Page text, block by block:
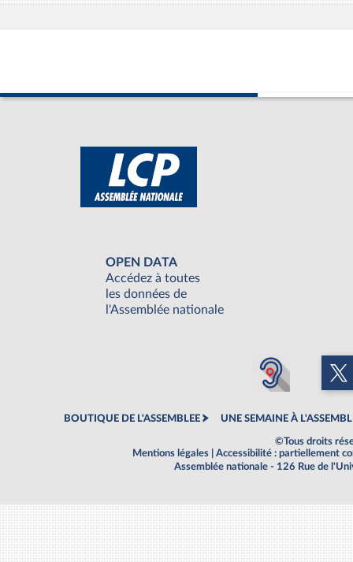
OPEN DATA
Accédez à toutes
les données de
l'Assemblée nationale
BOUTIQUE DE L'ASSEMBLEE UNE SEMAINE À
©Tous droits
Mentions légales
Accessibilité : partiellement
Assemblée nationale - 126 Rue de